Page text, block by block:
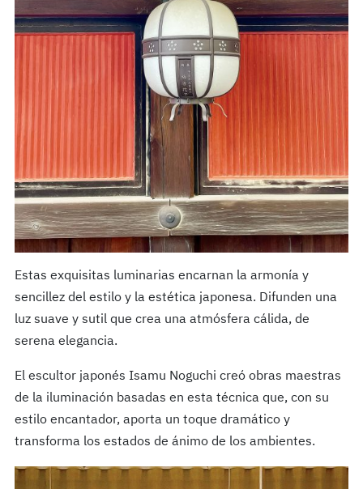
Estas exquisitas luminarias encarnan la armonía y
sencillez del estilo y la estética japonesa. Difunden una
luz suave y sutil que crea una atmósfera cálida, de
serena elegancia.
El escultor japonés Isamu Noguchi creó obras maestras
de la iluminación basadas en esta técnica que, con su
estilo encantador, aporta un toque dramático y
transforma los estados de ánimo de los ambientes.